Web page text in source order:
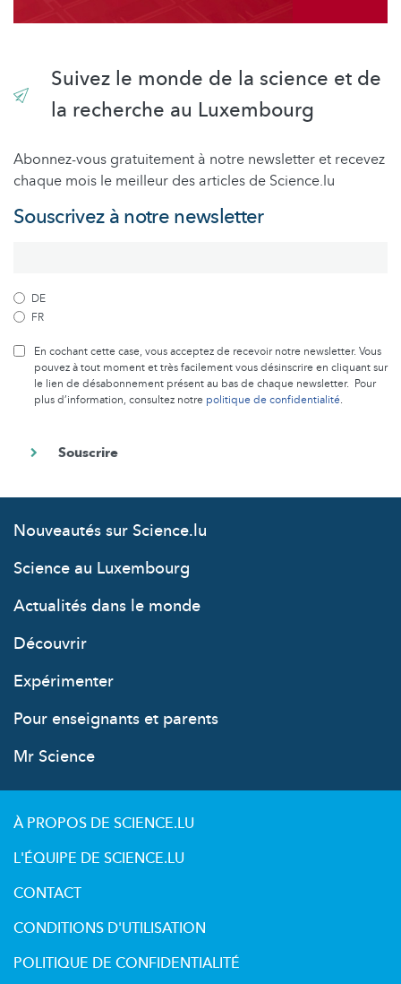
Suivez le monde de la science et de
la recherche au Luxembourg
Abonnez-vous gratuitement à notre newsletter et recevez
chaque mois le meilleur des articles de Science.lu
Souscrivez à notre newsletter
DE
FR
En cochant cette case, vous acceptez de recevoir notre newsletter. Vous
pouvez à tout moment et très facilement vous désinscrire en cliquant sur
le lien de désabonnement présent au bas de chaque newsletter. Pour
plus d’information, consultez notre politique de confidentialité.
Nouveautés sur Science.lu
Science au Luxembourg
Actualités dans le monde
Découvrir
Expérimenter
Pour enseignants et parents
Mr Science
À PROPOS DE SCIENCE.LU
L'ÉQUIPE DE SCIENCE.LU
CONTACT
CONDITIONS D'UTILISATION
POLITIQUE DE CONFIDENTIALITÉ